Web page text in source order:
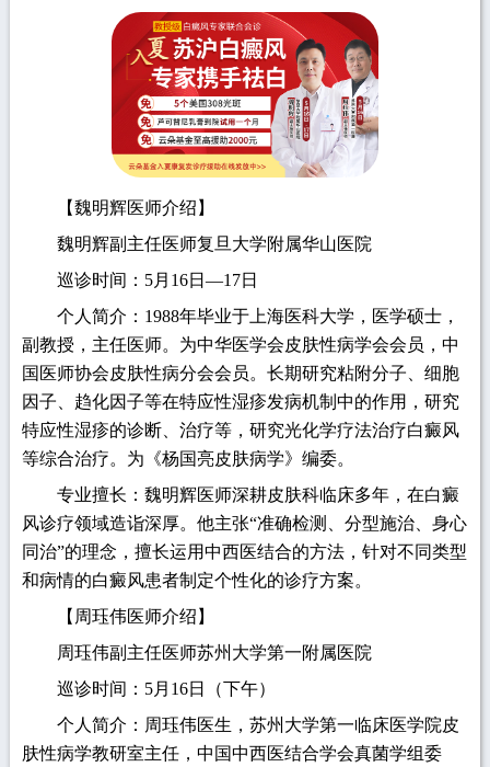
【魏明辉医师介绍】
魏明辉副主任医师复旦大学附属华山医院
巡诊时间：5月16日—17日
个人简介：1988年毕业于上海医科大学，医学硕士，
副教授，主任医师。为中华医学会皮肤性病学会会员，中
国医师协会皮肤性病分会会员。长期研究粘附分子、细胞
因子、趋化因子等在特应性湿疹发病机制中的作用，研究
特应性湿疹的诊断、治疗等，研究光化学疗法治疗白癜风
等综合治疗。为《杨国亮皮肤病学》编委。
专业擅长：魏明辉医师深耕皮肤科临床多年，在白癜
风诊疗领域造诣深厚。他主张“准确检测、分型施治、身心
同治”的理念，擅长运用中西医结合的方法，针对不同类型
和病情的白癜风患者制定个性化的诊疗方案。
【周珏伟医师介绍】
周珏伟副主任医师苏州大学第一附属医院
巡诊时间：5月16日（下午）
个人简介：周珏伟医生，苏州大学第一临床医学院皮
肤性病学教研室主任，中国中西医结合学会真菌学组委